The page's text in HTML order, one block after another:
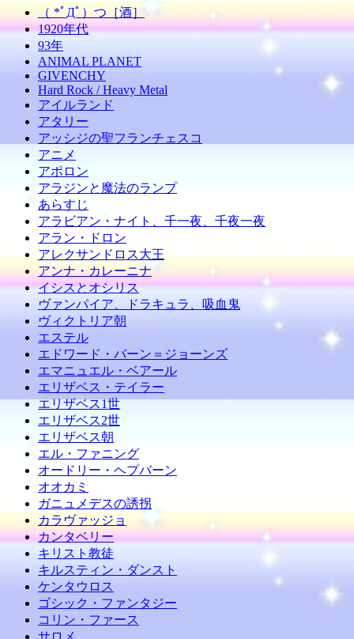
（ *ﾟДﾟ）つ［酒］
1920年代
93年
ANIMAL PLANET
GIVENCHY
Hard Rock / Heavy Metal
アイルランド
アタリー
アッシジの聖フランチェスコ
アニメ
アポロン
アラジンと魔法のランプ
あらすじ
アラビアン・ナイト、千一夜、千夜一夜
アラン・ドロン
アレクサンドロス大王
アンナ・カレーニナ
イシスとオシリス
ヴァンパイア、ドラキュラ、吸血鬼
ヴィクトリア朝
エステル
エドワード・バーン＝ジョーンズ
エマニュエル・ベアール
エリザベス・テイラー
エリザベス1世
エリザベス2世
エリザベス朝
エル・ファニング
オードリー・ヘプバーン
オオカミ
ガニュメデスの誘拐
カラヴァッジョ
カンタベリー
キリスト教徒
キルスティン・ダンスト
ケンタウロス
ゴシック・ファンタジー
コリン・ファース
サロメ